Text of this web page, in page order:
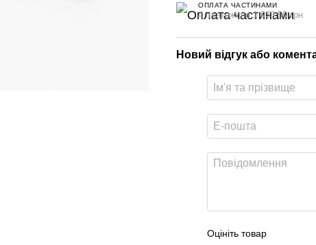
ОПЛАТА ЧАСТИНАМИ
4 платежі по 1 933.50 грн
Новий відгук або
Оцініть товар